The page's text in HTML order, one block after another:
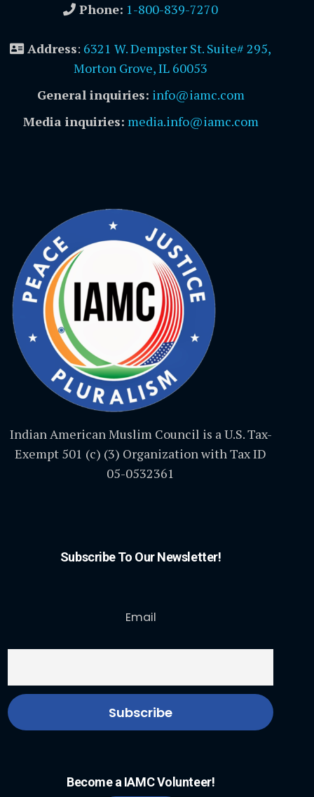
Phone: 1-800-839-7270
Address: 6321 W. Dempster St. Suite# 295,
Morton Grove, IL 60053
General inquiries: info@iamc.com
Media inquiries: media.info@iamc.com
Indian American Muslim Council is a U.S. Tax-
Exempt 501 (c) (3) Organization with Tax ID
05-0532361
Subscribe To Our Newsletter!
Email
Become a IAMC Volunteer!